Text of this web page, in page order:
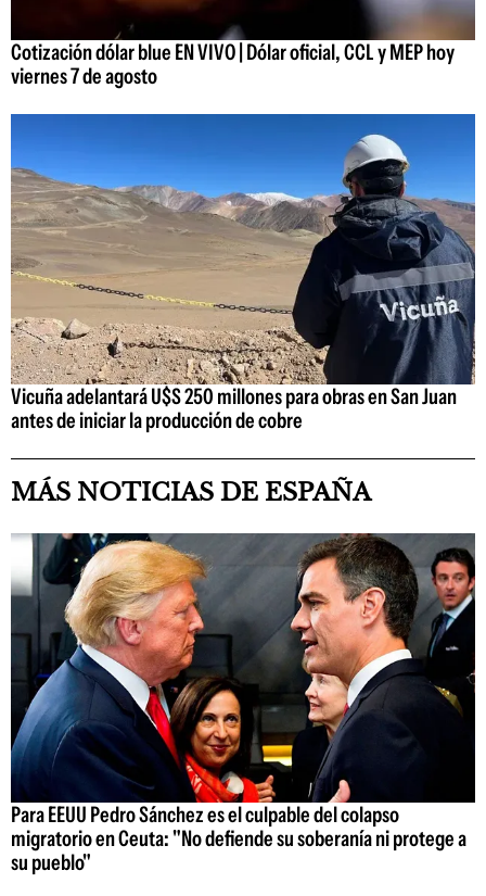
Cotización dólar blue EN VIVO | Dólar oficial, CCL y MEP hoy
viernes 7 de agosto
Vicuña adelantará U$S 250 millones para obras en San Juan
antes de iniciar la producción de cobre
MÁS NOTICIAS DE ESPAÑA
Para EEUU Pedro Sánchez es el culpable del colapso
migratorio en Ceuta: "No defiende su soberanía ni protege a
su pueblo"